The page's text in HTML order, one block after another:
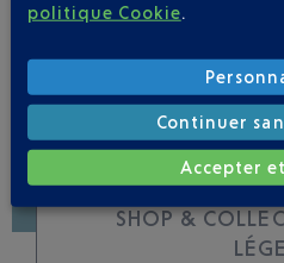
SHOP &
politique Cookie
Continuer
Accepter